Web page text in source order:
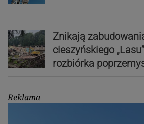
Znikają
cieszyńskiego
rozbiórka
Reklama